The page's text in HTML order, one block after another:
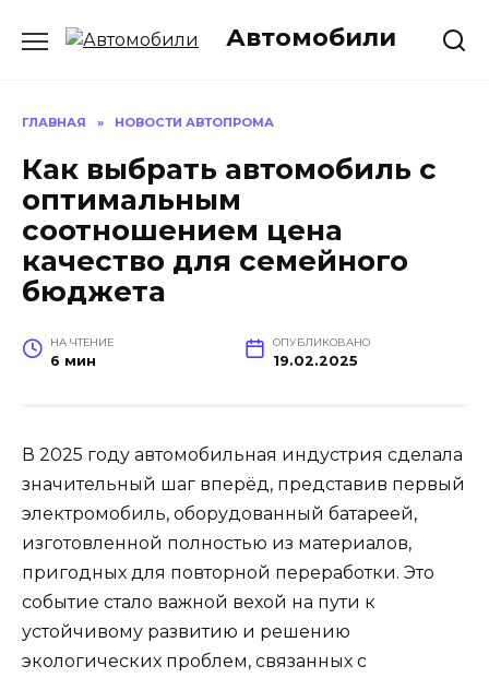
Автомобили
ГЛАВНАЯ » НОВОСТИ АВТОПРОМА
Как выбрать автомобиль с
оптимальным
соотношением цена
качество для семейного
бюджета
НА ЧТЕНИЕ
6 мин
ОПУБЛИКОВАНО
19.02.2025
В 2025 году автомобильная индустрия сделала
значительный шаг вперёд, представив первый
электромобиль, оборудованный батареей,
изготовленной полностью из материалов,
пригодных для повторной переработки. Это
событие стало важной вехой на пути к
устойчивому развитию и решению
экологических проблем, связанных с